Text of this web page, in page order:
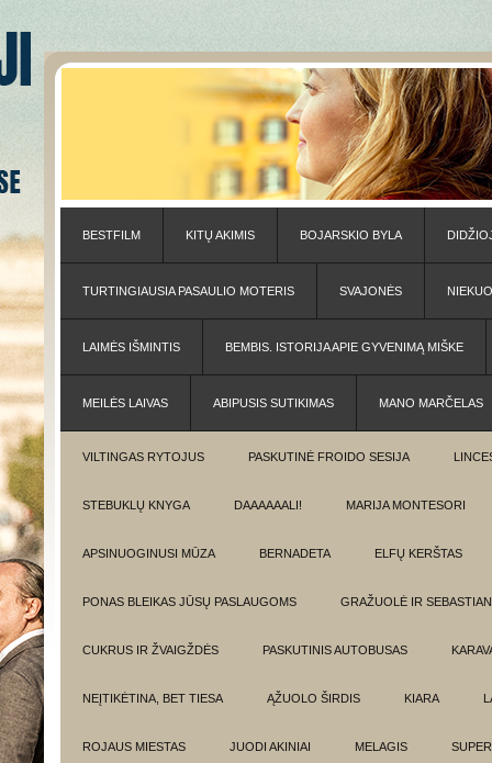
BESTFILM KITŲ AKIMIS BOJARSKIO BYLA
TURTINGIAUSIA PASAULIO MOTERIS SVAJONĖS
LAIMĖS IŠMINTIS BEMBIS. ISTORIJA APIE GYVENIMĄ MIŠKE
MEILĖS LAIVAS ABIPUSIS SUTIKIMAS MANO MARČELAS
VILTINGAS RYTOJUS PASKUTINĖ FROIDO SESIJA
STEBUKLŲ KNYGA DAAAAAALI! MARIJA MONTESORI
APSINUOGINUSI MŪZA BERNADETA ELFŲ KERŠTAS
PONAS BLEIKAS JŪSŲ PASLAUGOMS GRAŽUOLĖ IR
CUKRUS IR ŽVAIGŽDĖS PASKUTINIS AUTOBUSAS
NEĮTIKĖTINA, BET TIESA ĄŽUOLO ŠIRDIS KIARA
ROJAUS MIESTAS JUODI AKINIAI MELAGIS